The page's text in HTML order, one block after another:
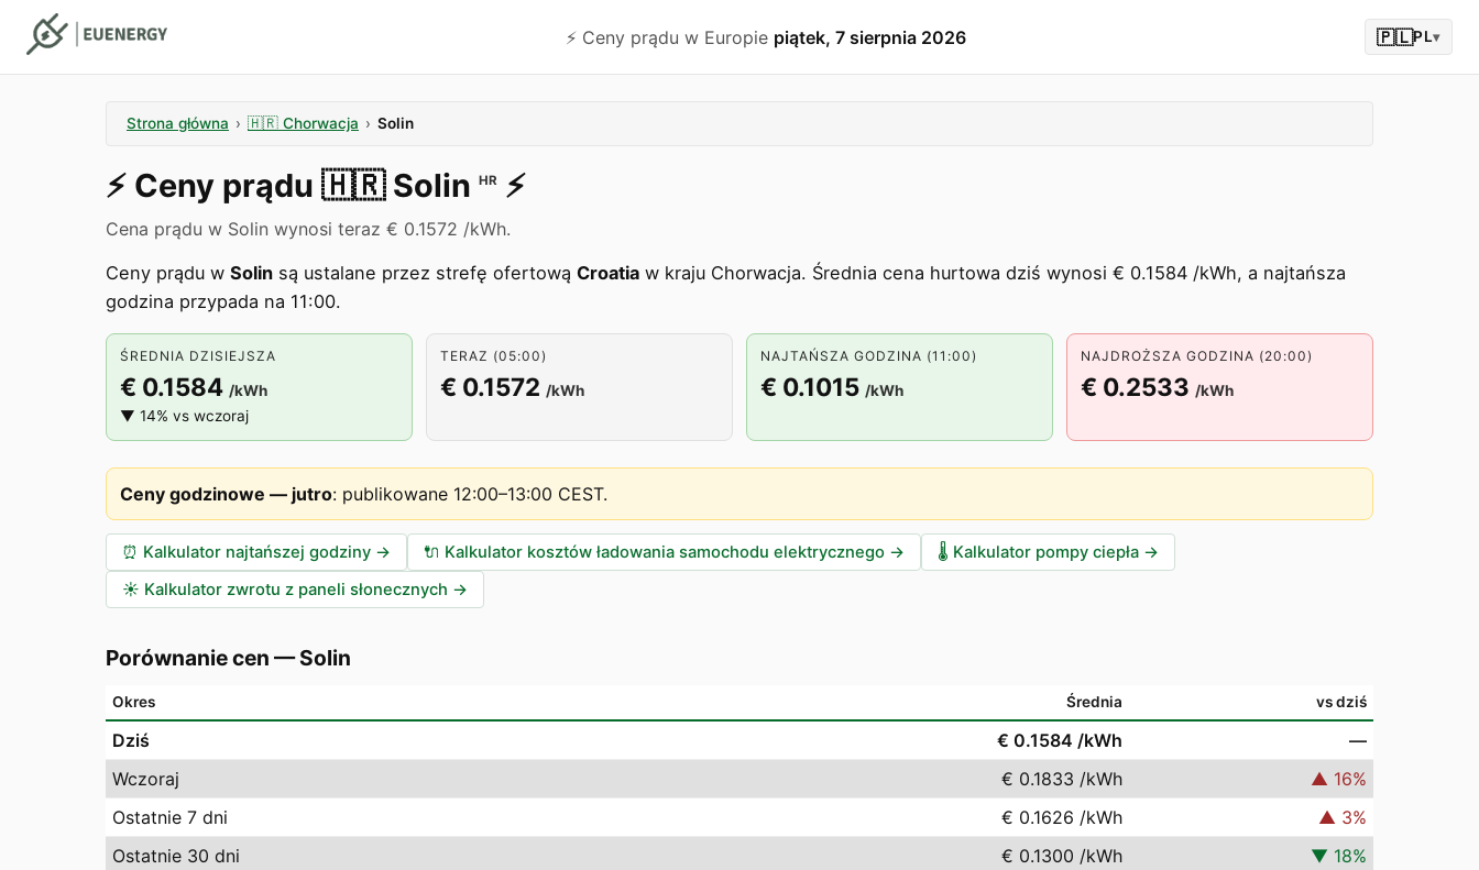
⚡️ Ceny prądu w Europie piątek, 7 sierpnia 2026 🇵🇱PL▾
Strona główna › 🇭🇷 Chorwacja › Solin
⚡️ Ceny prądu 🇭🇷 Solin HR ⚡️
Cena prądu w Solin wynosi teraz € 0.1572 /kWh.
Ceny prądu w Solin są ustalane przez strefę ofertową Croatia w kraju Chorwacja. Średnia cena hurtowa dziś wynosi € 0.1584 /kWh, a najtańsza
godzina przypada na 11:00.
ŚREDNIA DZISIEJSZA
€ 0.1584 /kWh
▼ 14% vs wczoraj
TERAZ (05:00)
€ 0.1572 /kWh
NAJTAŃSZA GODZINA (11:00)
€ 0.1015 /kWh
NAJDROŻSZA GODZINA (20:00)
€ 0.2533 /kWh
Ceny godzinowe — jutro: publikowane 12:00–13:00 CEST.
⏰ Kalkulator najtańszej godziny → 🔌 Kalkulator kosztów ładowania samochodu elektrycznego → 🌡️ Kalkulator pompy ciepła →
☀️ Kalkulator zwrotu z paneli słonecznych →
Porównanie cen —Solin
Okres Średnia vs dziś
Dziś € 0.1584 /kWh
—
Wczoraj
€ 0.1833 /kWh ▲ 16%
Ostatnie 7 dni
€ 0.1626 /kWh ▲ 3%
Ostatnie 30 dni
€ 0.1300 /kWh ▼ 18%